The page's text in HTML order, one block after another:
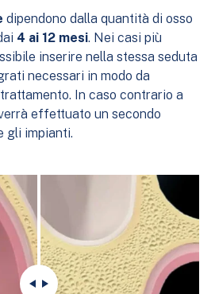
dipendono dalla quantità di osso
4 ai 12 mesi. Nei casi più
inserire nella stessa seduta
necessari in modo da
In caso contrario a
effettuato un secondo
gli impianti.